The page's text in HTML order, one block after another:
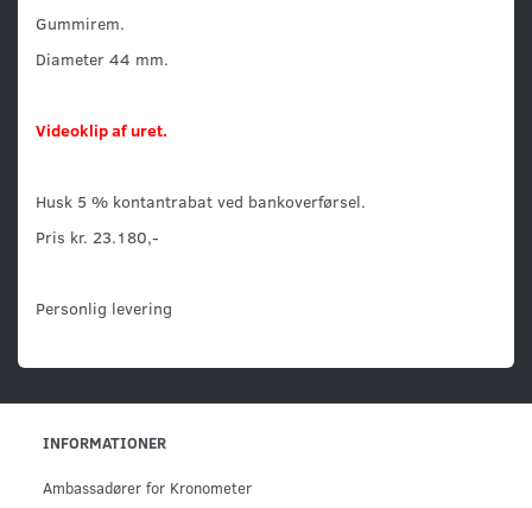
Gummirem.
Diameter 44 mm.
Videoklip af uret.
Husk 5 % kontantrabat ved bankoverførsel.
Pris kr. 23.180,-
Personlig levering
INFORMATIONER
Ambassadører for Kronometer